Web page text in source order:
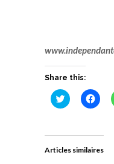
Share this:
Cliquez
pour
dans
nouvelle
pour
dans
Articles similaires